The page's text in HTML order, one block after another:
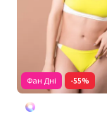
Фан Дні -55%